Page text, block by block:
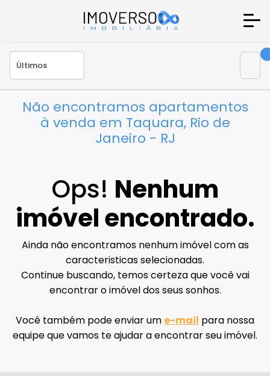
Não encontramos apartamentos
à venda em Taquara, Rio de
Janeiro - RJ
Ops! Nenhum
imóvel encontrado.
Ainda não encontramos nenhum imóvel com as
caracteristicas selecionadas.
Continue buscando, temos certeza que você vai
encontrar o imóvel dos seus sonhos.
Você também pode enviar um e-mail para nossa
equipe que vamos te ajudar a encontrar seu imóvel.